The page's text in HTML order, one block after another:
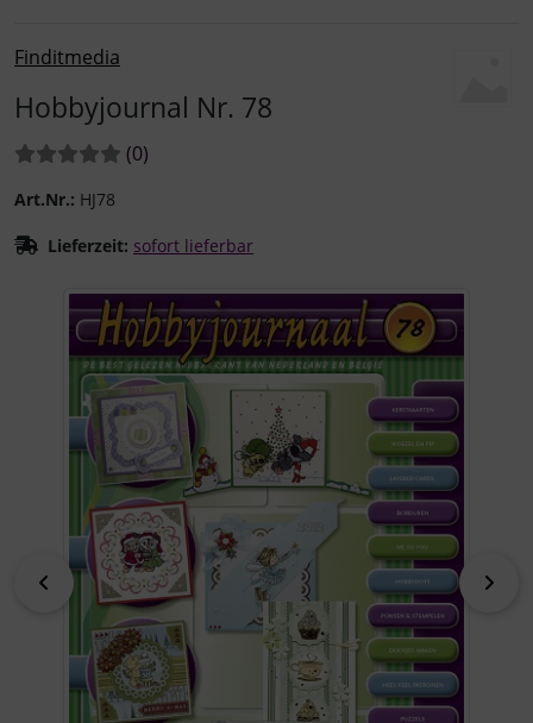
Finditmedia
Hobbyjournal Nr. 78
Bewertungen:
(0Bewertungen
)
Art.Nr.: HJ78
Lieferzeit: sofort lieferbar
Wenn mehr als ein Produktbild existiert, können Sie die
zurück